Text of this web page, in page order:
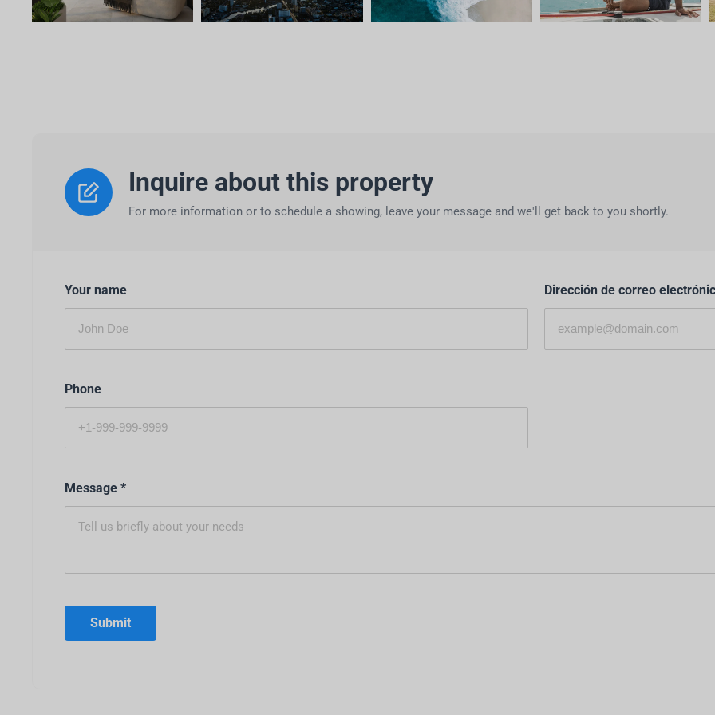
Inquire about this property
For more information or to schedule a showing, leave your message and we'll get back to you shortly.
Your name Dirección de correo
Phone
Message *
Submit